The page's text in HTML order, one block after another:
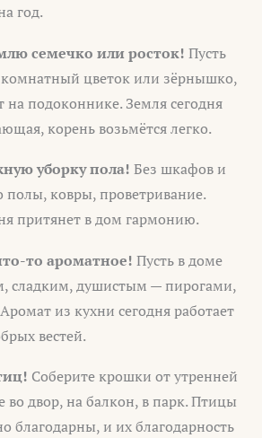
год.
семечко или росток! Пусть
комнатный цветок или зёрнышко,
на подоконнике. Земля сегодня
корень возьмётся легко.
уборку пола! Без шкафов и
полы, ковры, проветривание.
притянет в дом гармонию.
то ароматное! Пусть в доме
сладким, душистым — пирогами,
из кухни сегодня работает
вестей.
Соберите крошки от утренней
во двор, на балкон, в парк. Птицы
благодарны, и их благодарность